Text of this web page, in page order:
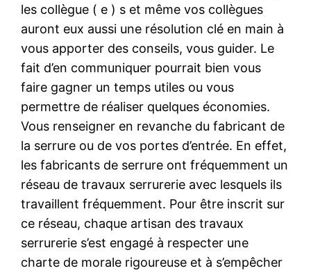
les collègue ( e ) s et même vos collègues
auront eux aussi une résolution clé en main à
vous apporter des conseils, vous guider. Le
fait d’en communiquer pourrait bien vous
faire gagner un temps utiles ou vous
permettre de réaliser quelques économies.
Vous renseigner en revanche du fabricant de
la serrure ou de vos portes d’entrée. En effet,
les fabricants de serrure ont fréquemment un
réseau de travaux serrurerie avec lesquels ils
travaillent fréquemment. Pour être inscrit sur
ce réseau, chaque artisan des travaux
serrurerie s’est engagé à respecter une
charte de morale rigoureuse et à s’empêcher